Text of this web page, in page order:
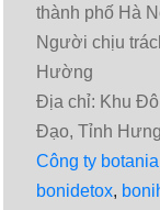
thành phố Hà
Người chịu
Hường
Địa chỉ: Khu
Đạo, Tỉnh
Công ty botania
bonidetox,